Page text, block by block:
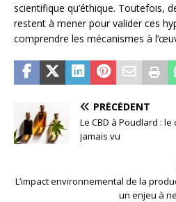
scientifique qu’éthique. Toutefois,
restent à mener pour valider ces
comprendre les mécanismes à
PRÉCÉDENT
Le CBD à Poudlard :
jamais vu
L’impact environnemental de la
un enjeu à